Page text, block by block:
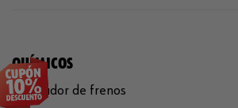
QUÍMICOS
Limpiador de frenos